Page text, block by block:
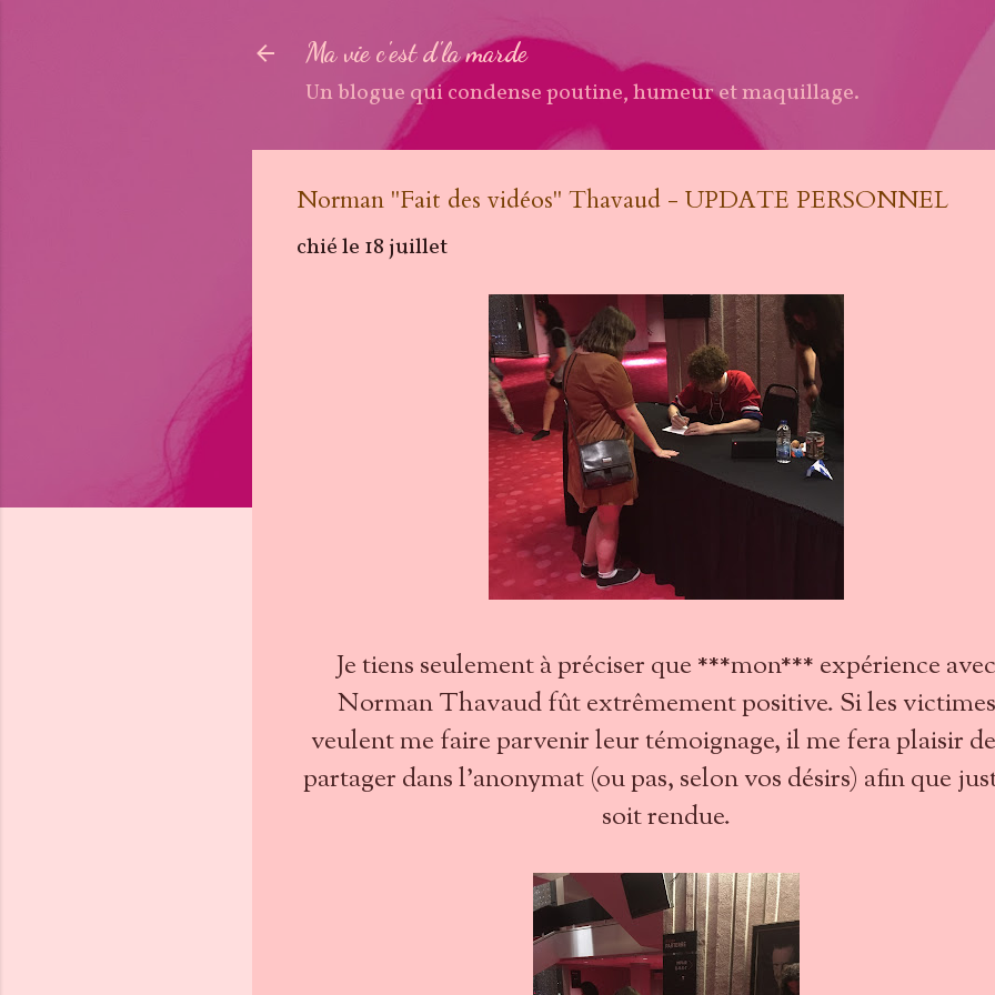
Ma vie c'est d'la marde
Un blogue qui condense poutine, humeur et maquillage.
Norman ''Fait des vidéos'' Thavaud - UPDATE PERSONNEL
chié le 18 juillet
Je tiens seulement à préciser que ***mon*** expérience avec
Norman Thavaud fût extrêmement positive. Si les victimes
veulent me faire parvenir leur témoignage, il me fera plaisir
partager dans l'anonymat (ou pas, selon vos désirs) afin que
soit rendue.